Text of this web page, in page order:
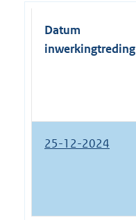
Datum
inwerkingtreding
25-12-2024